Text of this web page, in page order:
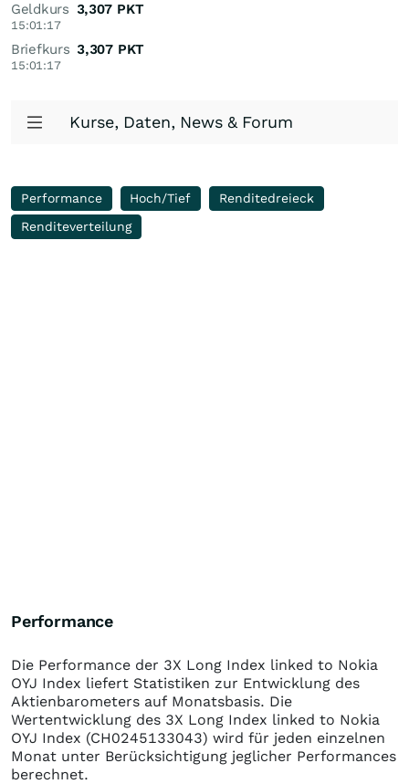
Geldkurs
15:01:17
3,307 PKT
Briefkurs
15:01:17
3,307 PKT
Kurse, Daten, News & Forum
Performance Hoch/Tief
Renditedreieck
Renditeverteilung
Performance
Die Performance der 3X Long Index linked to Nokia
OYJ Index liefert Statistiken zur Entwicklung des
Aktienbarometers auf Monatsbasis. Die
Wertentwicklung des 3X Long Index linked to Nokia
OYJ Index (CH0245133043) wird für jeden einzelnen
Monat unter Berücksichtigung jeglicher Performances
berechnet.